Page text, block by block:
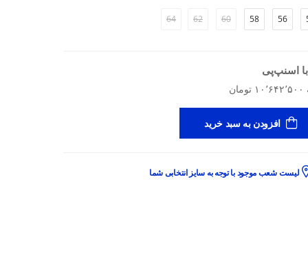
56
58
60
62
64
اسنپ‌پی
افزودن به سبد خرید
لیست شعب موجود با توجه به سایز انتخابی شما